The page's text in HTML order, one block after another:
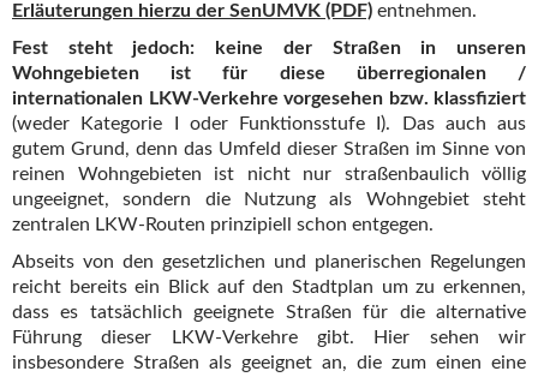
Erläuterungen hierzu der SenUMVK (PDF) entnehmen.
Fest steht jedoch: keine der Straßen in unseren
Wohngebieten ist für diese überregionalen /
internationalen LKW-Verkehre vorgesehen bzw. klassfiziert
(weder Kategorie I oder Funktionsstufe I). Das auch aus
gutem Grund, denn das Umfeld dieser Straßen im Sinne von
reinen Wohngebieten ist nicht nur straßenbaulich völlig
ungeeignet, sondern die Nutzung als Wohngebiet steht
zentralen LKW-Routen prinzipiell schon entgegen.
Abseits von den gesetzlichen und planerischen Regelungen
reicht bereits ein Blick auf den Stadtplan um zu erkennen,
dass es tatsächlich geeignete Straßen für die alternative
Führung dieser LKW-Verkehre gibt. Hier sehen wir
insbesondere Straßen als geeignet an, die zum einen eine